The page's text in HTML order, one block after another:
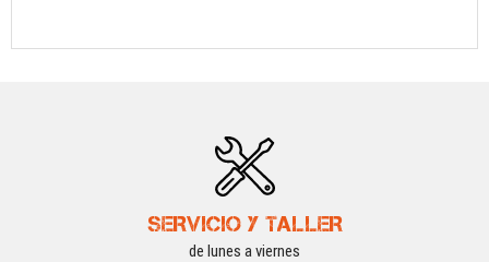
SERVICIO Y TALLER
de lunes a viernes